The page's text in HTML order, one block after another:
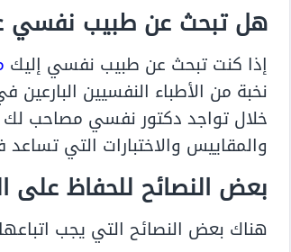
هل تبحث عن طبيب نفسي
إذا كنت تبحث عن طبيب نفسي إليك
نخبة من الأطباء النفسيين
خلال تواجد دكتور نفسي مصاحب لك
والمقاييس والاختبارات التي
بعض النصائح للحفاظ على
هناك بعض النصائح التي يجب